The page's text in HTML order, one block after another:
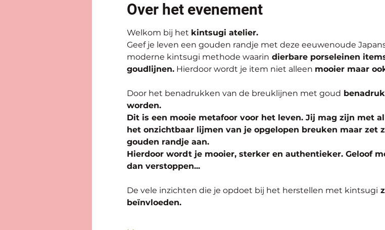
Over het evenement
Welkom bij het kintsugi atelier.
Geef je leven een gouden randje met deze eeuwenoude
moderne kintsugi methode waarin dierbare porseleinen
goudlijnen. Hierdoor wordt je item niet alleen mooier maar
Door het benadrukken van de breuklijnen met goud
worden.
Dit is een mooie metafoor voor het leven. Jij mag zijn met
het onzichtbaar lijmen van je opgelopen breuken maar zet
gouden randje aan.
Hierdoor wordt je mooier, sterker en authentieker. Geloof
dan verstoppen...
De vele inzichten die je opdoet bij het herstellen met kintsugi
beïnvloeden.